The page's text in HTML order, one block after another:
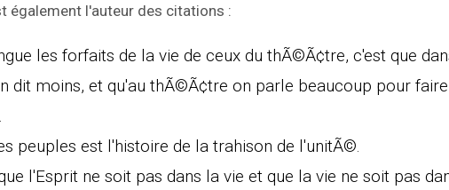
également l'auteur des citations :
les forfaits de la vie de ceux du thÃ©Ã¢tre, c'est que
dit moins, et qu'au thÃ©Ã¢tre on parle beaucoup pour
peuples est l'histoire de la trahison de l'unitÃ©.
l'Esprit ne soit pas dans la vie et que la vie ne soit pas